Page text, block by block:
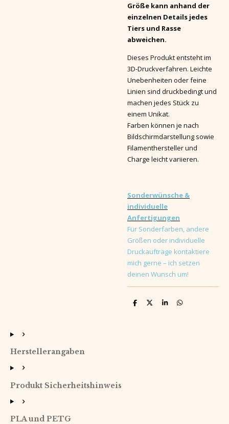
Größe kann anhand der
einzelnen Details jedes
Tiers und Rasse
abweichen.
Dieses Produkt entsteht im
3D-Druckverfahren. Leichte
Unebenheiten oder feine
Linien sind druckbedingt und
machen jedes Stück zu
einem Unikat.
Farben können je nach
Bildschirmdarstellung sowie
Filamenthersteller und
Charge leicht variieren.
Sonderwünsche &
individuelle
Anfertigungen
Für Sonderfarben, andere
Größen oder individuelle
Druckaufträge kontaktiere
mich gerne – ich setzen
deinen Wunsch um!
T
T
T
T
Herstellerangaben
Produkt Sicherheitshinweis
PLA und PETG